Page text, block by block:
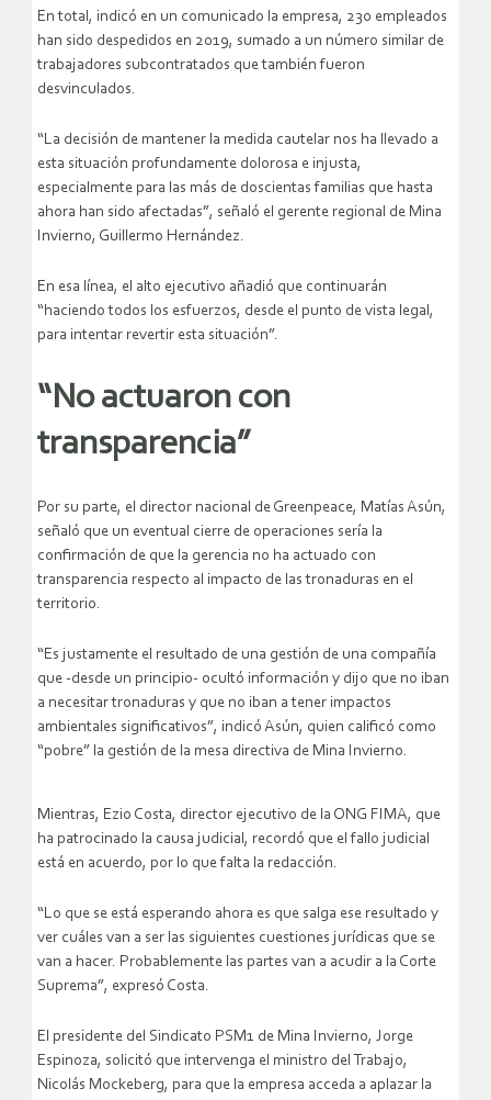
En total, indicó en un comunicado la empresa, 230 empleados
han sido despedidos en 2019, sumado a un número similar de
trabajadores subcontratados que también fueron
desvinculados.
“La decisión de mantener la medida cautelar nos ha llevado a
esta situación profundamente dolorosa e injusta,
especialmente para las más de doscientas familias que hasta
ahora han sido afectadas”, señaló el gerente regional de Mina
Invierno, Guillermo Hernández.
En esa línea, el alto ejecutivo añadió que continuarán
“haciendo todos los esfuerzos, desde el punto de vista legal,
para intentar revertir esta situación”.
“No actuaron con
transparencia”
Por su parte, el director nacional de Greenpeace, Matías Asún,
señaló que un eventual cierre de operaciones sería la
confirmación de que la gerencia no ha actuado con
transparencia respecto al impacto de las tronaduras en el
territorio.
“Es justamente el resultado de una gestión de una compañía
que -desde un principio- ocultó información y dijo que no iban
a necesitar tronaduras y que no iban a tener impactos
ambientales significativos”, indicó Asún, quien calificó como
“pobre” la gestión de la mesa directiva de Mina Invierno.
Mientras, Ezio Costa, director ejecutivo de la ONG FIMA, que
ha patrocinado la causa judicial, recordó que el fallo judicial
está en acuerdo, por lo que falta la redacción.
“Lo que se está esperando ahora es que salga ese resultado y
ver cuáles van a ser las siguientes cuestiones jurídicas que se
van a hacer. Probablemente las partes van a acudir a la Corte
Suprema”, expresó Costa.
El presidente del Sindicato PSM1 de Mina Invierno, Jorge
Espinoza, solicitó que intervenga el ministro del Trabajo,
Nicolás Mockeberg, para que la empresa acceda a aplazar la